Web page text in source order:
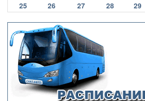
25
26 27 28 29